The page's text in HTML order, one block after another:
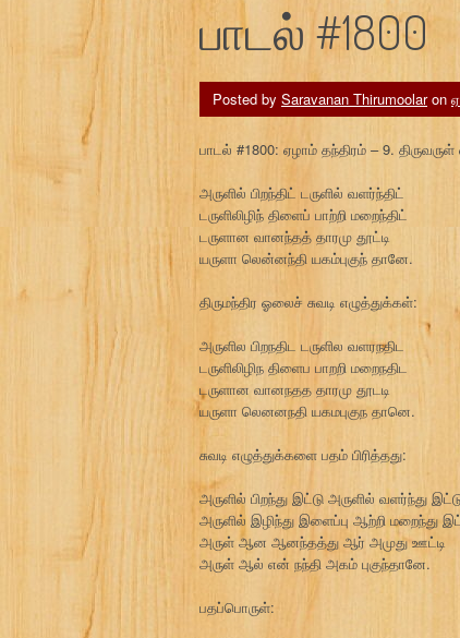
பாடல் #1800
Posted by Saravanan Thirumoolaron
பாடல் #1800: ஏழாம் தந்திரம் – 9.
அருளில் பிறந்திட் டருளில் வளர்ந்திட்
டருளிலிழிந் திளைப் பாற்றி மறைந்திட்
டருளான வானந்தத் தாரமு தூட்டி
யருளா லென்னந்தி யகம்புகுந் தானே.
திருமந்திர ஓலைச் சுவடி எழுத்துக்கள்:
அருளில பிறநதிட டருளில வளரநதிட
டருளிலிழிந திளைப பாறறி மறைநதிட
டருளான வானநதத தாரமு தூடடி
யருளா லெனனநதி யகமபுகுந தானெ.
சுவடி எழுத்துக்களை பதம் பிரித்தது:
அருளில் பிறந்து இட்டு அருளில் வளர்ந்து
அருளில் இழிந்து இளைப்பு ஆற்றி மறைந்து
அருள் ஆன ஆனந்தத்து ஆர் அமுது ஊட்டி
அருள் ஆல் என் நந்தி அகம் புகுந்தானே.
பதப்பொருள்: